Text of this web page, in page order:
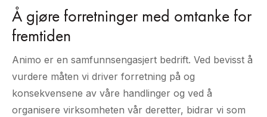
Å gjøre forretninger med omtanke for
fremtiden
Animo er en samfunnsengasjert bedrift. Ved bevisst å
vurdere måten vi driver forretning på og
konsekvensene av våre handlinger og ved å
organisere virksomheten vår deretter, bidrar vi som